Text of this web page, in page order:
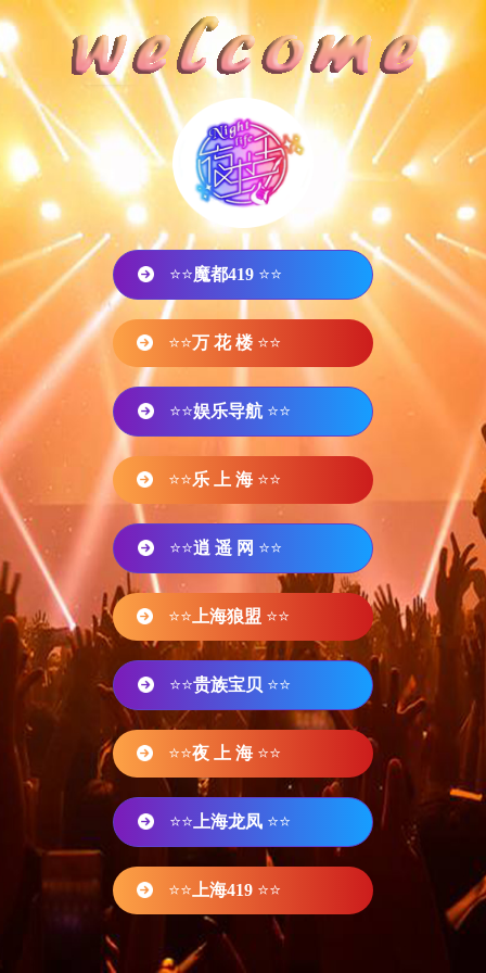
⭐⭐魔都419 ⭐⭐
⭐⭐万 花 楼 ⭐⭐
⭐⭐娱乐导航 ⭐⭐
⭐⭐乐 上 海 ⭐⭐
⭐⭐逍 遥 网 ⭐⭐
⭐⭐ 上海狼盟 ⭐⭐
⭐⭐贵族宝贝 ⭐⭐
⭐⭐夜 上 海 ⭐⭐
⭐⭐ 上海龙凤 ⭐⭐
⭐⭐ 上海419 ⭐⭐